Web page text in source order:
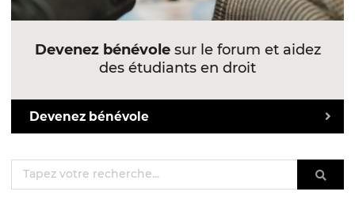
Devenez bénévolesur le forum et aidez
des étudiants en droit
Devenez bénévole